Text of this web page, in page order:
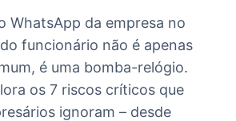
WhatsApp da empresa no
funcionário não é apenas
é uma bomba-relógio.
os 7 riscos críticos que
ignoram – desde